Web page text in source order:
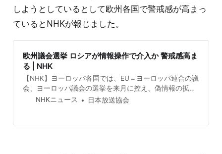
しようとしているとして欧州各国で警戒感が高まっ
ているとNHKが報じました。
欧州議会選挙 ロシアが情報操作で介入か 警戒感高ま
る | NHK
【NHK】ヨーロッパ各国では、EU＝ヨーロッパ連合の議
会、ヨーロッパ議会の選挙を来月に控え、偽情報の拡散
など、ロシアが情報操作によ…
NHKニュース 日本放送協会